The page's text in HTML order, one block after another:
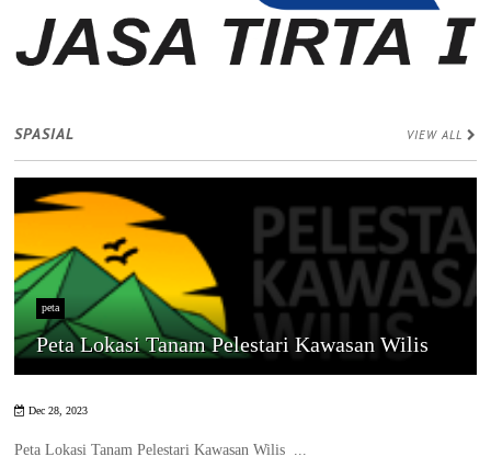
SPASIAL VIEW ALL
peta
Peta Lokasi Tanam Pelestari Kawasan Wilis
Dec 28, 2023
Peta Lokasi Tanam Pelestari Kawasan Wilis ...